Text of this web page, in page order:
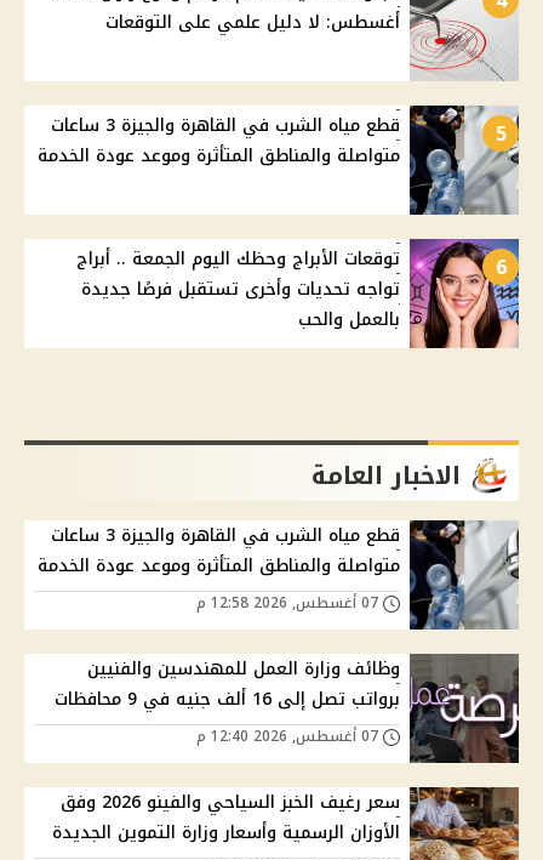
أغسطس: لا دليل علمي على التوقعات
5
قطع مياه الشرب في القاهرة والجيزة 3 ساعات
متواصلة والمناطق المتأثرة وموعد عودة الخدمة
6
توقعات الأبراج وحظك اليوم الجمعة .. أبراج
تواجه تحديات وأخرى تستقبل فرصًا جديدة
بالعمل والحب
الاخبار العامة
قطع مياه الشرب في القاهرة والجيزة 3 ساعات
متواصلة والمناطق المتأثرة وموعد عودة الخدمة
وظائف وزارة العمل للمهندسين والفنيين
برواتب تصل إلى 16 ألف جنيه في 9 محافظات
سعر رغيف الخبز السياحي والفينو 2026 وفق
الأوزان الرسمية وأسعار وزارة التموين الجديدة